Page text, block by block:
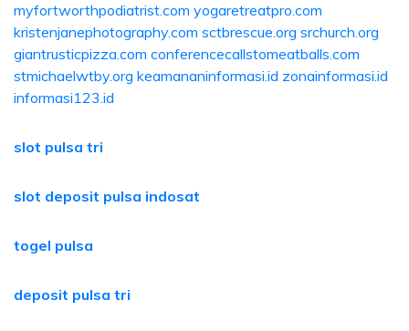
myfortworthpodiatrist.com yogaretreatpro.com
kristenjanephotography.com sctbrescue.org srchurch.org
giantrusticpizza.com conferencecallstomeatballs.com
stmichaelwtby.org keamananinformasi.id zonainformasi.id
informasi123.id
slot pulsa tri
slot deposit pulsa indosat
togel pulsa
deposit pulsa tri